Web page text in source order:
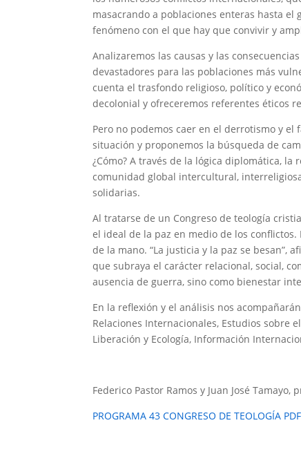
masacrando a poblaciones enteras hasta
fenómeno con el que hay que convivir y
Analizaremos las causas y las
devastadores para las poblaciones más
cuenta el trasfondo religioso, político y
decolonial y ofreceremos referentes éticos
Pero no podemos caer en el derrotismo y
situación y proponemos la búsqueda de
¿Cómo? A través de la lógica diplomática,
comunidad global intercultural,
solidarias.
Al tratarse de un Congreso de teología
el ideal de la paz en medio de los
de la mano. “La justicia y la paz se besan”,
que subraya el carácter relacional, social,
ausencia de guerra, sino como bienestar
En la reflexión y el análisis nos
Relaciones Internacionales, Estudios sobre
Liberación y Ecología, Información
Federico Pastor Ramos y Juan José
PROGRAMA 43 CONGRESO DE TEOLOGÍA PDF